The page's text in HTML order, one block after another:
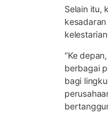
Selain itu,
“Ke
berbagai
bagi